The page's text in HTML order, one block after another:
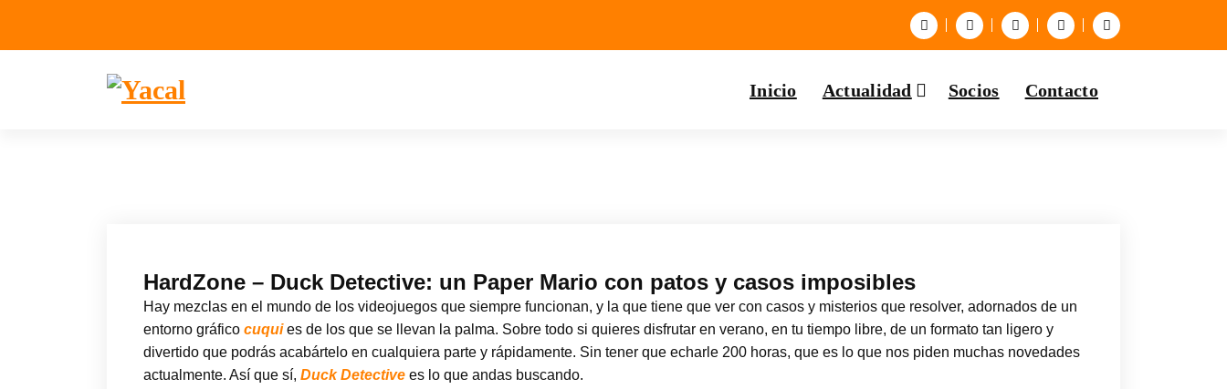
Inicio Actualidad Socios Contacto
HardZone – Duck Detective: un Paper Mario con patos y casos imposibles
Hay mezclas en el mundo de los videojuegos que siempre funcionan, y la que tiene que ver con casos y misterios que resolver, adornados de un
entorno gráfico cuquies de los que se llevan la palma. Sobre todo si quieres disfrutar en verano, en tu tiempo libre, de un formato tan ligero y
divertido que podrás acabártelo en cualquiera parte y rápidamente. Sin tener que echarle 200 horas, que es lo que nos piden muchas novedades
actualmente. Así que sí, Duck Detective es lo que andas buscando.